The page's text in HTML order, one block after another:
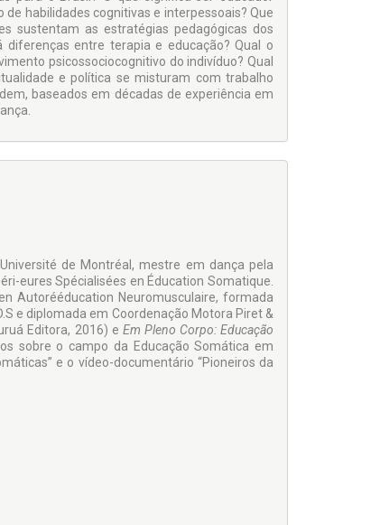
habilidades cognitivas e interpessoais? Que
sustentam as estratégias pedagógicas dos
entre terapia e educação? Qual o
psicossociocognitivo do indivíduo? Qual
e política se misturam com trabalho
baseados em décadas de experiência em
de Montréal, mes­tre em dança pela
eures Spécialisées en Éduca­tion Somatique.
Autorééducation Neuromusculaire, formada
e diplomada em Coordenação Motora Piret &
Editora, 2016) e Em Pleno Corpo: Educação
sobre o campo da Educação Somática em
e o vídeo-documentário “Pioneiros da